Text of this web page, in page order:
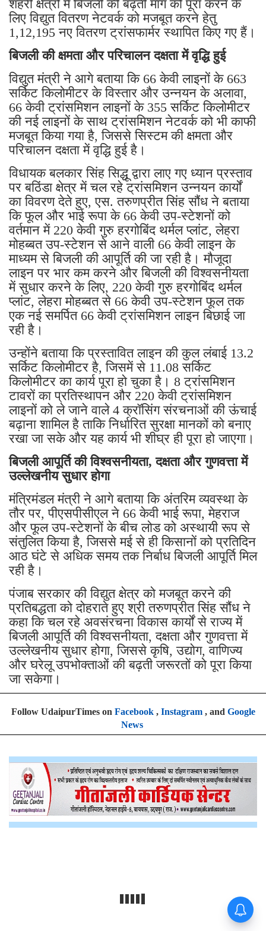
शहरी क्षेत्रों में बिजली की बढ़ती मांग को पूरा करने के
लिए विद्युत वितरण नेटवर्क को मजबूत करने हेतु
1,12,195 नए वितरण ट्रांसफार्मर स्थापित किए गए हैं।
बिजली की क्षमता और परिचालन दक्षता में वृद्धि हुई
विद्युत मंत्री ने आगे बताया कि 66 केवी लाइनों के 663
सर्किट किलोमीटर के विस्तार और उन्नयन के अलावा,
66 केवी ट्रांसमिशन लाइनों के 355 सर्किट किलोमीटर
की नई लाइनों के साथ ट्रांसमिशन नेटवर्क को भी काफी
मजबूत किया गया है, जिससे सिस्टम की क्षमता और
परिचालन दक्षता में वृद्धि हुई है।
विधायक बलकार सिंह सिद्धू द्वारा लाए गए ध्यान प्रस्ताव
पर बठिंडा क्षेत्र में चल रहे ट्रांसमिशन उन्नयन कार्यों
का विवरण देते हुए, एस. तरुणप्रीत सिंह सौंध ने बताया
कि फूल और भाई रूपा के 66 केवी उप-स्टेशनों को
वर्तमान में 220 केवी गुरु हरगोबिंद थर्मल प्लांट, लेहरा
मोहब्बत उप-स्टेशन से आने वाली 66 केवी लाइन के
माध्यम से बिजली की आपूर्ति की जा रही है। मौजूदा
लाइन पर भार कम करने और बिजली की विश्वसनीयता
में सुधार करने के लिए, 220 केवी गुरु हरगोबिंद थर्मल
प्लांट, लेहरा मोहब्बत से 66 केवी उप-स्टेशन फूल तक
एक नई समर्पित 66 केवी ट्रांसमिशन लाइन बिछाई जा
रही है।
उन्होंने बताया कि प्रस्तावित लाइन की कुल लंबाई 13.2
सर्किट किलोमीटर है, जिसमें से 11.08 सर्किट
किलोमीटर का कार्य पूरा हो चुका है। 8 ट्रांसमिशन
टावरों का प्रतिस्थापन और 220 केवी ट्रांसमिशन
लाइनों को ले जाने वाले 4 क्रॉसिंग संरचनाओं की ऊंचाई
बढ़ाना शामिल है ताकि निर्धारित सुरक्षा मानकों को बनाए
रखा जा सके और यह कार्य भी शीघ्र ही पूरा हो जाएगा।
बिजली आपूर्ति की विश्वसनीयता, दक्षता और गुणवत्ता में
उल्लेखनीय सुधार होगा
मंत्रिमंडल मंत्री ने आगे बताया कि अंतरिम व्यवस्था के
तौर पर, पीएसपीसीएल ने 66 केवी भाई रूपा, मेहराज
और फूल उप-स्टेशनों के बीच लोड को अस्थायी रूप से
संतुलित किया है, जिससे मई से ही किसानों को प्रतिदिन
आठ घंटे से अधिक समय तक निर्बाध बिजली आपूर्ति मिल
रही है।
पंजाब सरकार की विद्युत क्षेत्र को मजबूत करने की
प्रतिबद्धता को दोहराते हुए श्री तरुणप्रीत सिंह सौंध ने
कहा कि चल रहे अवसंरचना विकास कार्यों से राज्य में
बिजली आपूर्ति की विश्वसनीयता, दक्षता और गुणवत्ता में
उल्लेखनीय सुधार होगा, जिससे कृषि, उद्योग, वाणिज्य
और घरेलू उपभोक्ताओं की बढ़ती जरूरतों को पूरा किया
जा सकेगा।
Follow UdaipurTimes on Facebook, Instagram, and Google
News